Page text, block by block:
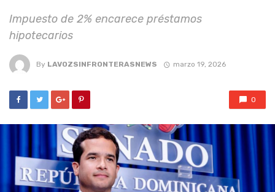
Impuesto de 2% encarece préstamos
hipotecarios
By LAVOZSINFRONTERASNEWS marzo 19, 2026
0